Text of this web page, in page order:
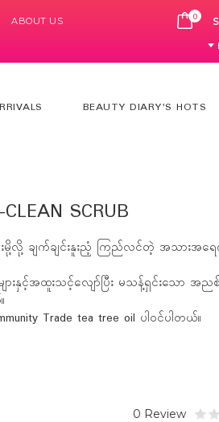
ABOUT US 0
BEAUTY DIARY'S HOTS
SCRUB
ားမို့လို့ ချက်ချင်းနူးညံ့ ကြည်လင်တဲ့ အသားအရ
းနှင့်အထူးသင့်လျော်ပြီး မသန့်ရှင်းသော အည
Trade tea tree oil ပါဝင်ပါတယ်။
0 Review